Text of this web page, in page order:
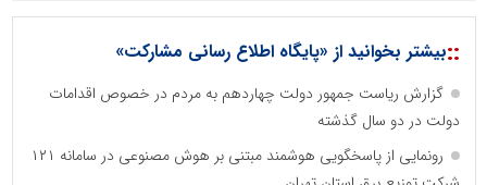
::بیشتر بخوانید از «پایگاه اطلاع رسانی مشارکت»
گزارش ریاست جمهور دولت چهاردهم به مردم در خصوص اقدامات
دولت در دو سال گذشته
رونمایی از پاسخگویی هوشمند مبتنی بر هوش مصنوعی در سامانه ۱۲۱